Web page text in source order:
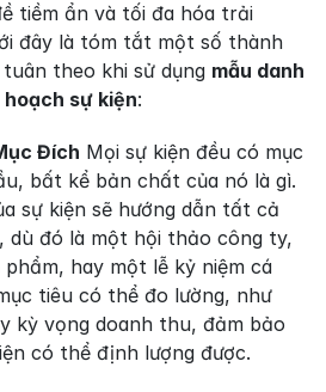
tiềm ẩn và tối đa hóa trải
đây là tóm tắt một số thành
theo khi sử dụng mẫu danh
sự kiện:
Đích Mọi sự kiện đều có mục
bất kể bản chất của nó là gì.
sự kiện sẽ hướng dẫn tất cả
dù đó là một hội thảo công ty,
hay một lễ kỷ niệm cá
tiêu có thể đo lường, như
kỳ vọng doanh thu, đảm bảo
có thể định lượng được.